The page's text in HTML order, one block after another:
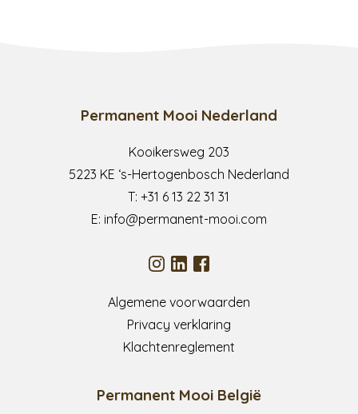
Permanent Mooi Nederland
Kooikersweg 203
5223 KE ‘s-Hertogenbosch Nederland
T:+31 6 13 22 31 31
E: info@permanent-mooi.com
Algemene voorwaarden
Privacy verklaring
Klachtenreglement
Permanent Mooi België